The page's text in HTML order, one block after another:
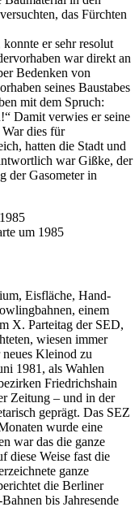
das Fürchten
er sehr resolut
war direkt an
Bedenken von
seines Baustabes
mit dem Spruch:
Damit verwies er seine
dies für
hatten die Stadt und
war Gißke, der
der Gasometer in
um 1985
Eisfläche, Hand-
einem
X. Parteitag der SED,
wiesen immer
Kleinod zu
1981, als Wahlen
Friedrichshain
Zeitung – und in der
geprägt. Das SEZ
wurde eine
war das die ganze
diese Weise fast die
ganze
die Berliner
bis Jahresende